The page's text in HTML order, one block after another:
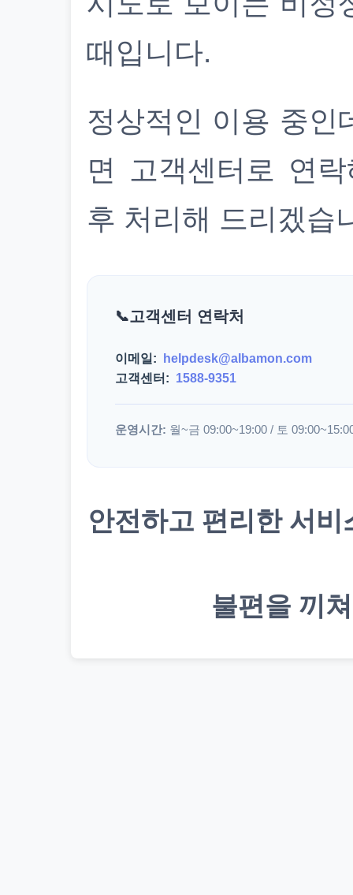
때입니다.
정상적인 이용 중인
면 고객센터로 연
후 처리해 드리겠습
고객센터 연락처
이메일:
helpdesk@albamon.com
고객센터: 1588-9351
운영시간: 월~금 09:00~19:00 / 토
안전하고 편리한 서
불편을 끼